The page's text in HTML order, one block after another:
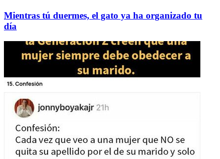
Mientras tú duermes, el gato ya ha organizado tu
día